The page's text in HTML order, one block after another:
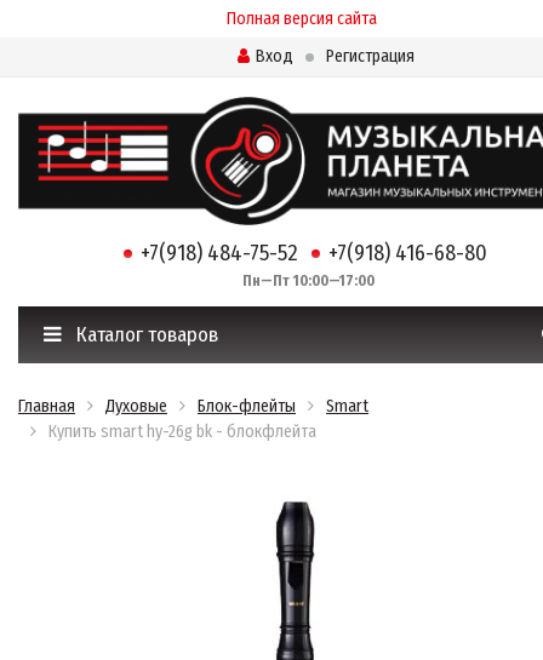
Полная версия сайта
Вход
Регистрация
+7(918) 484-75-52 +7(918) 416-68-80
Пн—Пт 10:00—17:00
Каталог товаров
Главная Духовые Блок-флейты
Smart
Купить smart hy-26g bk - блокфлейта